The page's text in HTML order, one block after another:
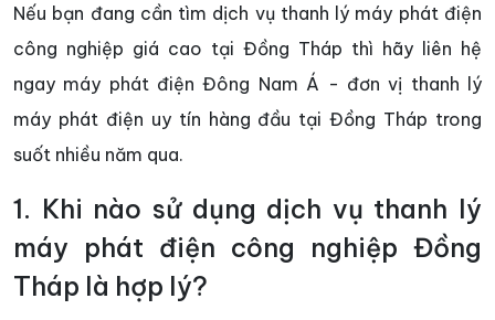
Nếu bạn đang cần tìm dịch vụ thanh lý máy phát điện
công nghiệp giá cao tại Đồng Tháp thì hãy liên hệ
ngay máy phát điện Đông Nam Á - đơn vị thanh lý
máy phát điện uy tín hàng đầu tại Đồng Tháp trong
suốt nhiều năm qua.
1. Khi nào sử dụng dịch vụ thanh lý
máy phát điện công nghiệp Đồng
Tháp là hợp lý?